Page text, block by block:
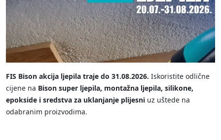
FIS Bison akcija ljepila traje do 31.08.2026. Iskoristite odlične
cijene na Bison super ljepila, montažna ljepila, silikone,
epokside i sredstva za uklanjanje plijesni uz uštede na
odabranim proizvodima.